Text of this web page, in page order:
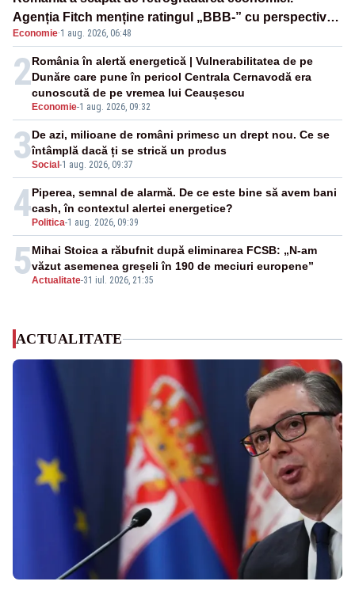
Agenția Fitch menține ratingul „BBB-” cu perspectivă
negativă
Economie·1 aug. 2026, 06:48
2
Economie-1 aug. 2026, 09:32
România în alertă energetică | Vulnerabilitatea de pe
Dunăre care pune în pericol Centrala Cernavodă era
cunoscută de pe vremea lui Ceaușescu
3Social -1 aug. 2026, 09:37
De azi, milioane de români primesc un drept nou. Ce se
întâmplă dacă ți se strică un produs
4 Politica-1 aug. 2026, 09:39
Piperea, semnal de alarmă. De ce este bine să avem bani
cash, în contextul alertei energetice?
5Actualitate-31 iul. 2026, 21:35
Mihai Stoica a răbufnit după eliminarea FCSB: „N-am
văzut asemenea greșeli în 190 de meciuri europene”
ACTUALITATE